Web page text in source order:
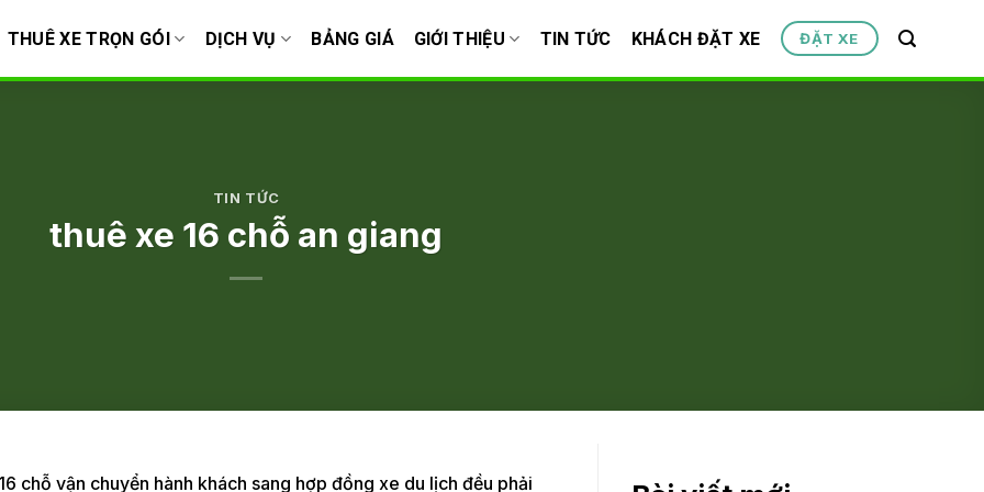
THUÊ XE TRỌN GÓI DỊCH VỤ BẢNG GIÁ GIỚI THIỆU TIN TỨC KHÁCH ĐẶT XE ĐẶT XE
TIN TỨC
thuê xe 16 chỗ an giang
chỗ vận chuyển hành khách sang hợp đồng xe du lịch đều phải